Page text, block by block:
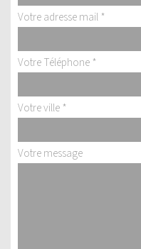
Votre adresse mail *
Votre Téléphone *
Votre ville *
Votre message